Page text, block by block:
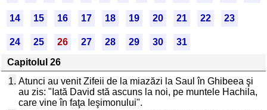
14 15 16 17 18 19 20 21 22 23
24 25 26 27 28 29 30
31
Capitolul 26
1. Atunci au venit Zifeii de la miazăzi la Saul în Ghibeea şi
au zis: "Iată David stă ascuns la noi, pe muntele Hachila,
care vine în faţa Ieşimonului".